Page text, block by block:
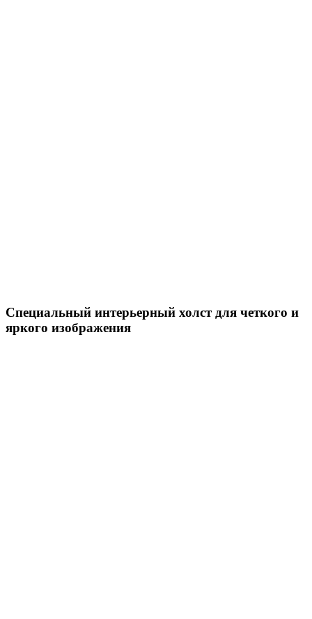
Специальный интерьерный холст для четкого и
яркого изображения